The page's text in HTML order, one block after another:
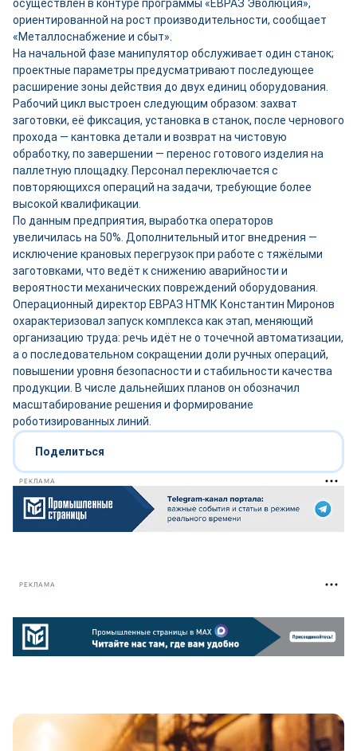
осуществлён в контуре программы «ЕВРАЗ Эволюция»,
ориентированной на рост производительности, сообщает
«Металлоснабжение и сбыт».
На начальной фазе манипулятор обслуживает один станок;
проектные параметры предусматривают последующее
расширение зоны действия до двух единиц оборудования.
Рабочий цикл выстроен следующим образом: захват
заготовки, её фиксация, установка в станок, после чернового
прохода — кантовка детали и возврат на чистовую
обработку, по завершении — перенос готового изделия на
паллетную площадку. Персонал переключается с
повторяющихся операций на задачи, требующие более
высокой квалификации.
По данным предприятия, выработка операторов
увеличилась на 50%. Дополнительный итог внедрения —
исключение крановых перегрузок при работе с тяжёлыми
заготовками, что ведёт к снижению аварийности и
вероятности механических повреждений оборудования.
Операционный директор ЕВРАЗ НТМК Константин Миронов
охарактеризовал запуск комплекса как этап, меняющий
организацию труда: речь идёт не о точечной автоматизации,
а о последовательном сокращении доли ручных операций,
повышении уровня безопасности и стабильности качества
продукции. В числе дальнейших планов он обозначил
масштабирование решения и формирование
роботизированных линий.
Поделиться
РЕКЛАМА
РЕКЛАМА